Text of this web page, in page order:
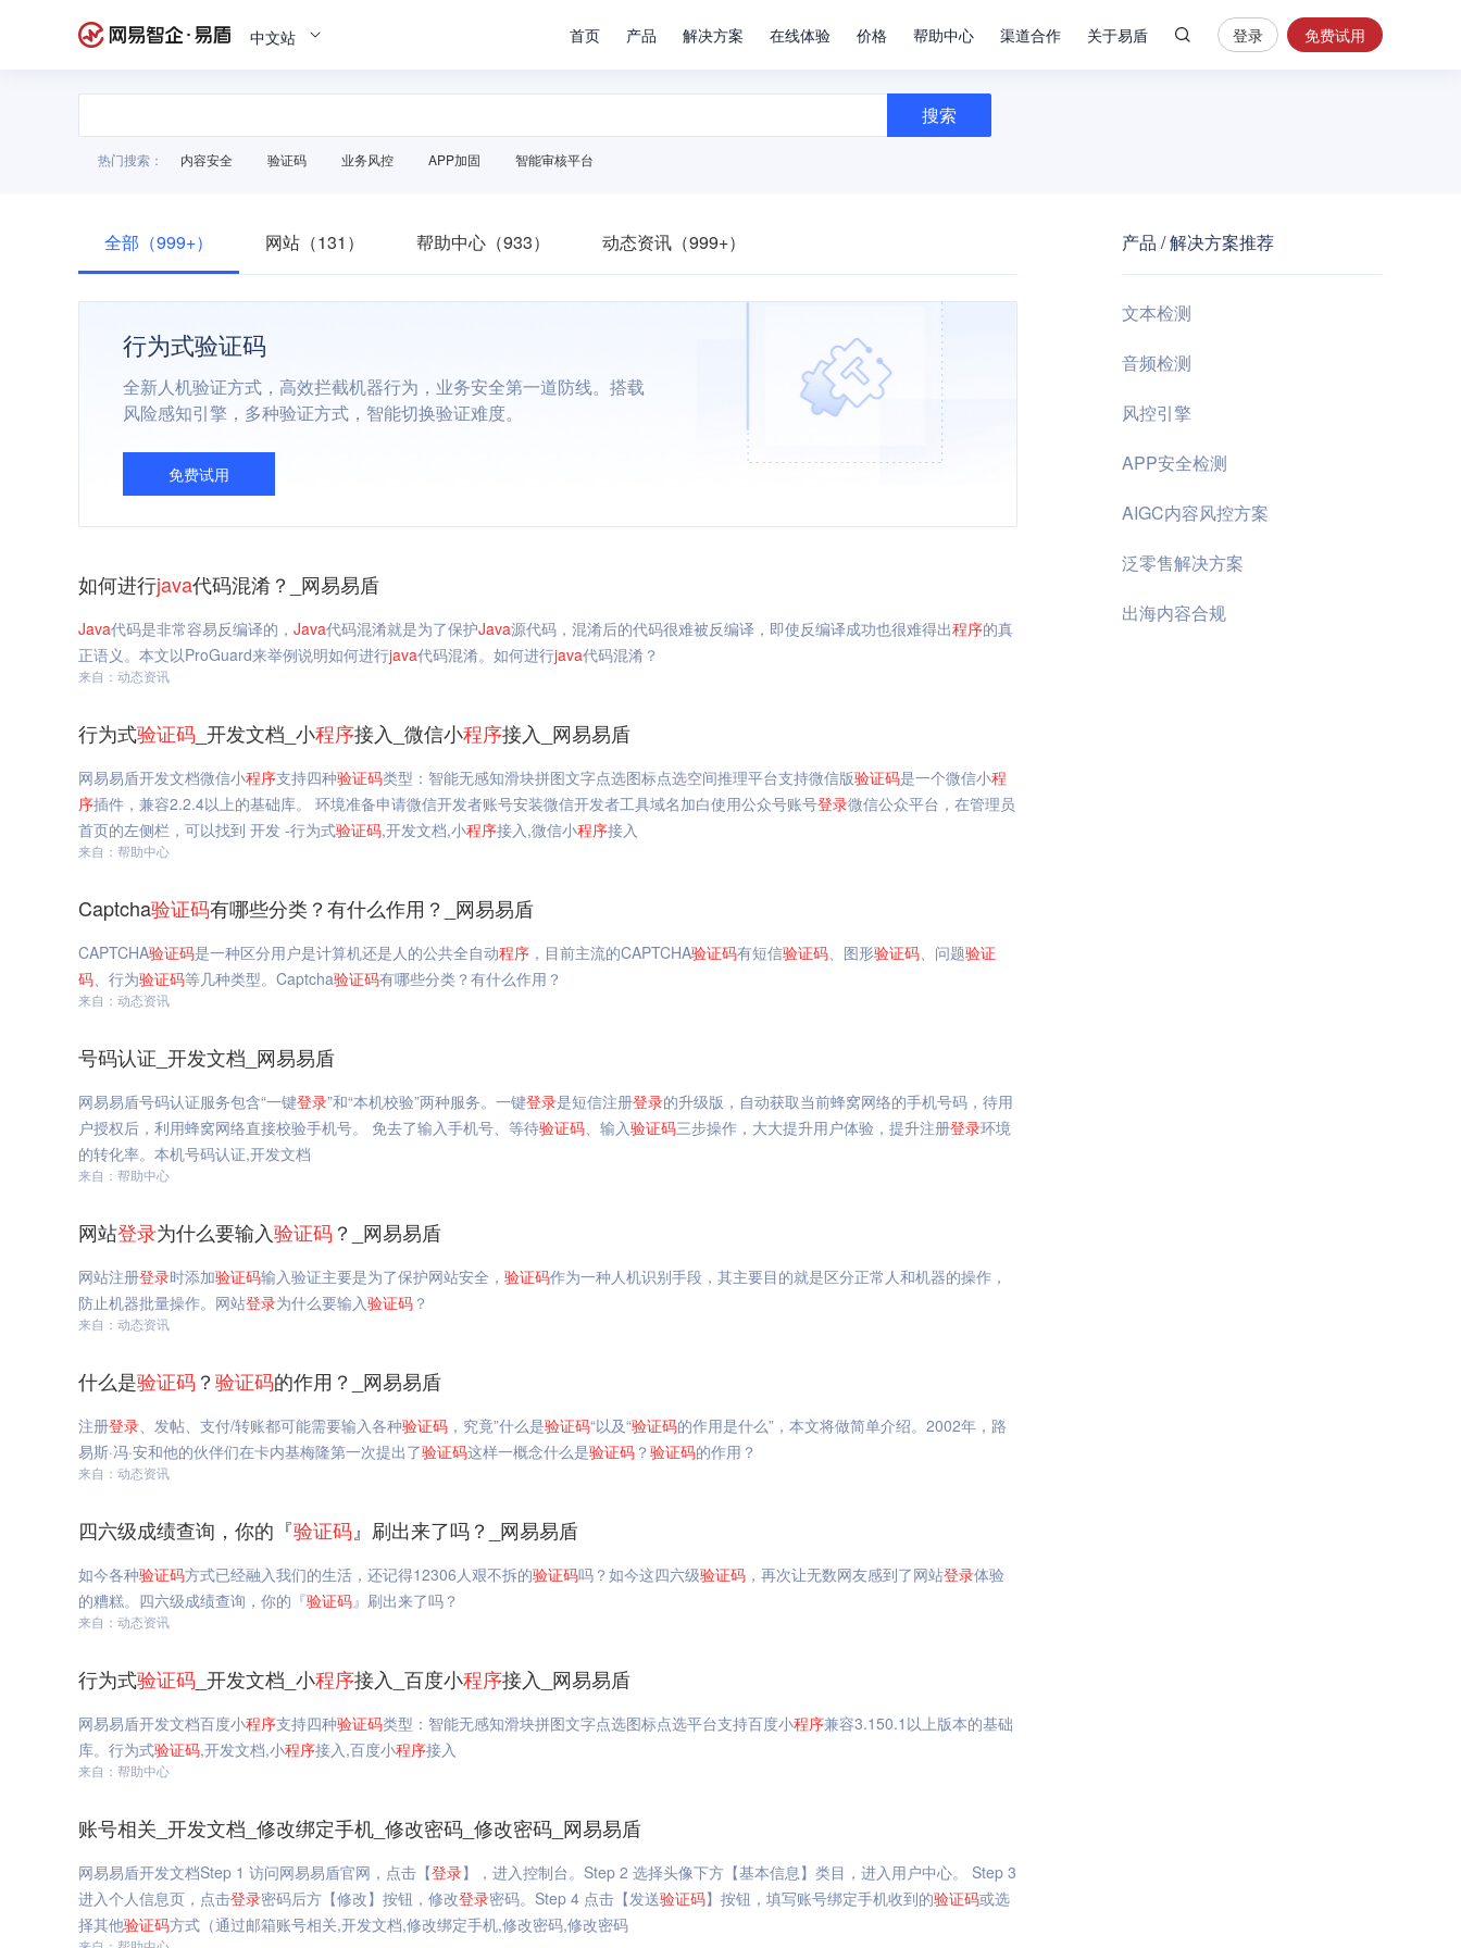
中文站 首页 产品 解决方案 在线体验 价格 帮助中心 渠道合作 关于易盾
安
全
控
登录 免费试用
搜索
热门搜索： 内容安全 验证码 业务风控 APP加固 智能审核平台
全部（999+） 网站（131） 帮助中心（933） 动态资讯（999+）
行为式验证码
全新人机验证方式，高效拦截机器行为，业务安全第一道防线。搭载
风险感知引擎，多种验证方式，智能切换验证难度。
免费试用
如何进行java代码混淆？_网易易盾
Java代码是非常容易反编译的， Java代码混淆就是为了保护Java源代码，混淆后的代码很难被反编译，即使反编译成功也很难得出程序的真
正语义。本文以ProGuard来举例说明如何进行java代码混淆。如何进行java代码混淆？
来自：动态资讯
行为式验证码 _开发文档_小程序接入_微信小程序接入_网易易盾
网易易盾开发文档微信小程序支持四种验证码类型：智能无感知滑块拼图文字点选图标点选空间推理平台支持微信版验证码是一个微信小程
序插件，兼容2.2.4以上的基础库。 环境准备申请微信开发者账号安装微信开发者工具域名加白使用公众号账号登录微信公众平台，在管理员
首页的左侧栏，可以找到 开发 -行为式验证码,开发文档,小程序接入,微信小程序接入
来自：帮助中心
Captcha验证码有哪些分类？有什么作用？_网易易盾
CAPTCHA验证码是一种区分用户是计算机还是人的公共全自动程序 ，目前主流的CAPTCHA验证码有短信验证码、图形验证码、问题验证
码、行为验证码等几种类型。Captcha验证码有哪些分类？有什么作用？
来自：动态资讯
号码认证_开发文档_网易易盾
网易易盾号码认证服务包含“一键登录”和“本机校验”两种服务。一键登录是短信注册登录的升级版，自动获取当前蜂窝网络的手机号码，待用
户授权后，利用蜂窝网络直接校验手机号。 免去了输入手机号、等待验证码、输入验证码三步操作，大大提升用户体验，提升注册登录环境
的转化率。本机号码认证,开发文档
来自：帮助中心
网站登录为什么要输入验证码 ？_网易易盾
网站注册登录时添加验证码输入验证主要是为了保护网站安全， 验证码作为一种人机识别手段，其主要目的就是区分正常人和机器的操作，
防止机器批量操作。网站登录为什么要输入验证码 ？
来自：动态资讯
什么是验证码 ？验证码的作用？_网易易盾
注册登录、发帖、支付/转账都可能需要输入各种验证码 ，究竟”什么是验证码“以及“验证码的作用是什么”，本文将做简单介绍。2002年，路
易斯·冯·安和他的伙伴们在卡内基梅隆第一次提出了验证码这样一概念什么是验证码 ？ 验证码的作用？
来自：动态资讯
四六级成绩查询，你的『验证码 』刷出来了吗？_网易易盾
如今各种验证码方式已经融入我们的生活，还记得12306人艰不拆的验证码吗？如今这四六级验证码 ，再次让无数网友感到了网站登录体验
的糟糕。四六级成绩查询，你的『验证码』刷出来了吗？
来自：动态资讯
行为式验证码 _开发文档_小程序接入_百度小程序接入_网易易盾
网易易盾开发文档百度小程序支持四种验证码类型：智能无感知滑块拼图文字点选图标点选平台支持百度小程序兼容3.150.1以上版本的基础
库。行为式验证码,开发文档,小程序接入,百度小程序接入
来自：帮助中心
账号相关_开发文档_修改绑定手机_修改密码_修改密码_网易易盾
网易易盾开发文档Step 1 访问网易易盾官网，点击【登录】，进入控制台。Step 2 选择头像下方【基本信息】类目，进入用户中心。 Step 3
进入个人信息页，点击登录密码后方【修改】按钮，修改登录密码。Step 4 点击【发送验证码】按钮，填写账号绑定手机收到的验证码或选
择其他验证码方式（通过邮箱账号相关,开发文档,修改绑定手机,修改密码,修改密码
产品 / 解决方案推荐
文本检测
音频检测
风控引擎
APP安全检测
AIGC内容风控方案
泛零售解决方案
出海内容合规